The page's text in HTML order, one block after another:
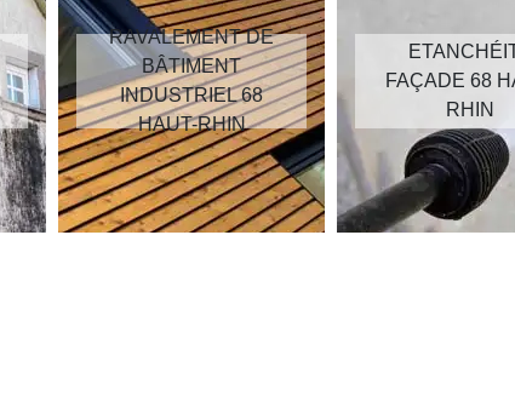
RAVALEMENT DE
BÂTIMENT
INDUSTRIEL 68
HAUT-RHIN
FAÇADE 68
RHIN